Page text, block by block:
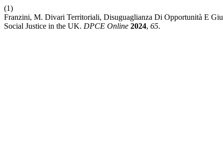
(1)
Franzini, M. Divari Territoriali, Disuguaglianza Di Opportunità E
Social Justice in the UK. DPCE Online 2024, 65.